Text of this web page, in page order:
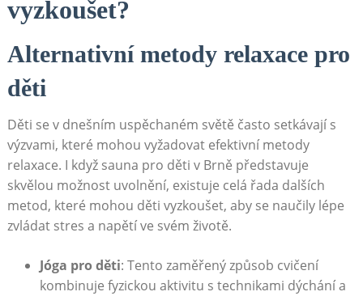
vyzkoušet?
Alternativní metody relaxace pro
děti
Děti ​se v dnešním uspěchaném světě často setkávají s
výzvami, které mohou vyžadovat ⁤efektivní metody‍
relaxace. I když sauna pro děti v Brně představuje
skvělou⁤ možnost uvolnění, existuje celá řada dalších
metod, které mohou děti vyzkoušet, aby se naučily ⁢lépe
zvládat stres a napětí ve svém životě.
Jóga pro děti: Tento zaměřený způsob cvičení
⁤kombinuje fyzickou aktivitu s technikami dýchání​ a